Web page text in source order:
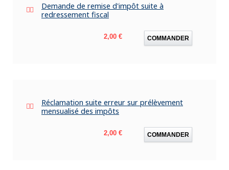
Demande de remise d'impôt suite à
redressement fiscal
Prix
2,00 € COMMANDER
Réclamation suite erreur sur prélèvement
mensualisé des impôts
Prix
2,00 € COMMANDER